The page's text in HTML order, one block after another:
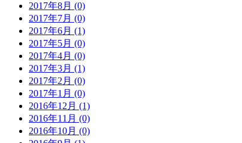
2017年8月 (0)
2017年7月 (0)
2017年6月 (1)
2017年5月 (0)
2017年4月 (0)
2017年3月 (1)
2017年2月 (0)
2017年1月 (0)
2016年12月 (1)
2016年11月 (0)
2016年10月 (0)